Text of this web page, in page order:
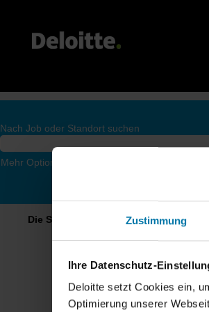
Zustimmung
Ihre Datenschutz-
Deloitte setzt Cookies ein,
Optimierung unserer
Nach Job oder Standort suchen
Mehr Optionen anzeigen
Die Seite, die du aufrufen möchtest,